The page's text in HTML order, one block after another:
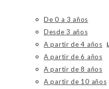
De 0 a 3 años
Desde 3 años
A partir de 4 años
A partir de 6 años
A partir de 8 años
A partir de 10 años